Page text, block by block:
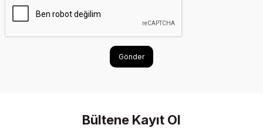
Gönder
Bültene Kayıt Ol